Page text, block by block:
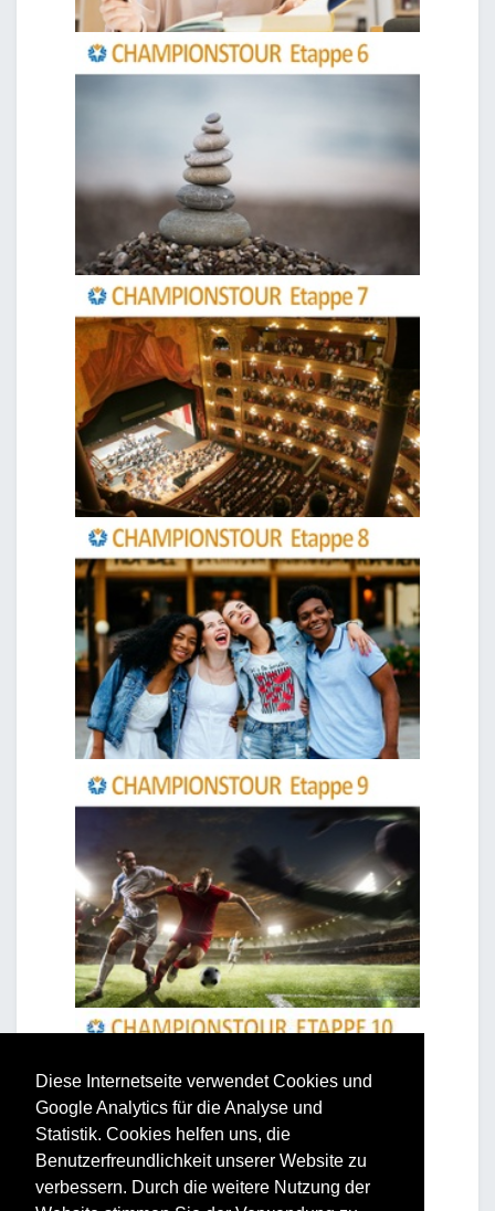
Diese Internetseite verwendet Cookies und
Google Analytics für die Analyse und
Statistik. Cookies helfen uns, die
Benutzerfreundlichkeit unserer Website zu
verbessern. Durch die weitere Nutzung der